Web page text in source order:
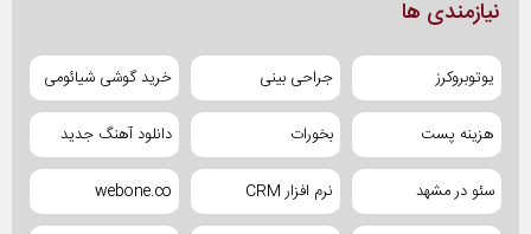
نیازمندی ها
یوتوبروکرز جراحی بینی خرید گوشی شیائومی
هزینه پست بخورات دانلود آهنگ جدید
سئو در مشهد نرم افزار CRM webone.co